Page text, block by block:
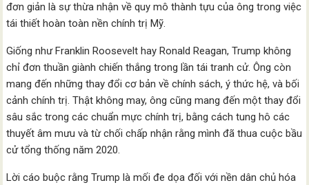
đơn giản là sự thừa nhận về quy mô thành tựu của ông trong việc
tái thiết hoàn toàn nền chính trị Mỹ.
Giống như Franklin Roosevelt hay Ronald Reagan, Trump không
chỉ đơn thuần giành chiến thắng trong lần tái tranh cử. Ông còn
mang đến những thay đổi cơ bản về chính sách, ý thức hệ, và bối
cảnh chính trị. Thật không may, ông cũng mang đến một thay đổi
sâu sắc trong các chuẩn mực chính trị, bằng cách tung hô các
thuyết âm mưu và từ chối chấp nhận rằng mình đã thua cuộc bầu
cử tổng thống năm 2020.
Lời cáo buộc rằng Trump là mối đe dọa đối với nền dân chủ hóa